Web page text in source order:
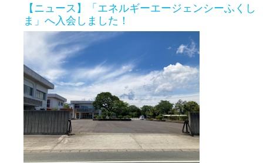
【ニュース】「エネルギーエージェンシーふくし
ま」へ入会しました！